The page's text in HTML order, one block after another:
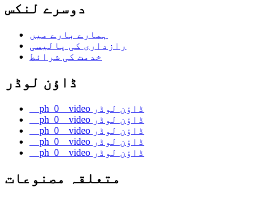
دوسرے لنکس
ہمارے بارے میں
رازداری کی پالیسی
خدمت کی شرائط
ڈاؤن لوڈر
__ph_0__video ڈاؤن لوڈر
__ph_0__video ڈاؤن لوڈر
__ph_0__video ڈاؤن لوڈر
__ph_0__video ڈاؤن لوڈر
__ph_0__video ڈاؤن لوڈر
متعلقہ مصنوعات